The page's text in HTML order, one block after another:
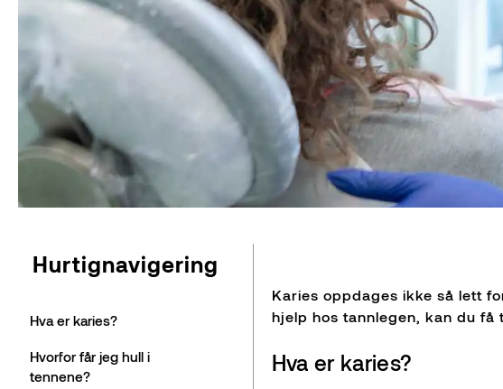
Hurtignavigering
Hva er karies?
Hvorfor får jeg hull i
tennene?
Karies oppdages ikke så lett
hjelp hos tannlegen, kan du
Hva er karies?